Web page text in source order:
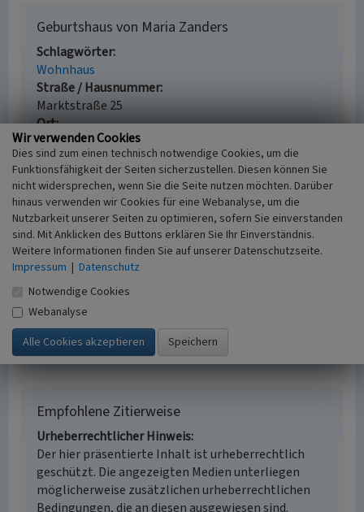
Geburtshaus von Maria Zanders
Schlagwörter
Wohnhaus
Straße / Hausnummer
Marktstraße 25
Ort
Hückeswagen
Gesetzlich geschütztes Kulturdenkmal
Ortsfestes Denkmal gem. § 3 DSchG NW
Fachsicht(en)
Kulturlandschaftspflege, Denkmalpflege
Erfassungsmaßstab
i.d.R. 1:5.000 (größer als 1:20.000)
Erfassungsmethode
Literaturauswertung, Geländebegehung/-
kartierung, Archivauswertung
Historischer Zeitraum
Beginn 1700 bis 1900
Empfohlene Zitierweise
Urheberrechtlicher Hinweis
Der hier präsentierte Inhalt ist urheberrechtlich
geschützt. Die angezeigten Medien unterliegen
möglicherweise zusätzlichen urheberrechtlichen
Bedingungen, die an diesen ausgewiesen sind.
Wir verwenden Cookies
Dies sind zum einen technisch notwendige Cookies, um die
Funktionsfähigkeit der Seiten sicherzustellen. Diesen können Sie
nicht widersprechen, wenn Sie die Seite nutzen möchten. Darüber
hinaus verwenden wir Cookies für eine Webanalyse, um die
Nutzbarkeit unserer Seiten zu optimieren, sofern Sie einverstanden
sind. Mit Anklicken des Buttons erklären Sie Ihr Einverständnis.
Weitere Informationen finden Sie auf unserer Datenschutzseite.
Impressum | Datenschutz
Notwendige Cookies
Webanalyse